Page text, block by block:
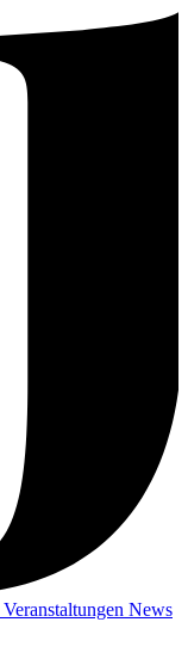
Veranstaltungen News